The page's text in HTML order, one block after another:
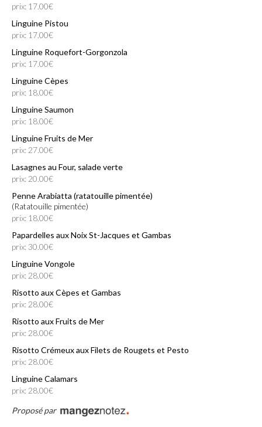
prix: 17.00€
Linguine Pistou
prix: 17.00€
Linguine Roquefort-Gorgonzola
prix: 17.00€
Linguine Cèpes
prix: 18.00€
Linguine Saumon
prix: 18.00€
Linguine Fruits de Mer
prix: 27.00€
Lasagnes au Four, salade verte
prix: 20.00€
Penne Arabiatta (ratatouille pimentée)
(ratatouille pimentée)
prix: 18.00€
Papardelles aux Noix St-Jacques et Gambas
prix: 30.00€
Linguine Vongole
prix: 28.00€
Risotto aux Cèpes et Gambas
prix: 28.00€
Risotto aux Fruits de Mer
prix: 28.00€
Risotto Crémeux aux Filets de Rougets et Pesto
prix: 28.00€
Linguine Calamars
prix: 28.00€
Proposé par